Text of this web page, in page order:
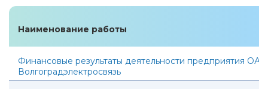
Наименование работы
Финансовые результаты деятельности предприятия ОАО
Волгоградэлектросвязь